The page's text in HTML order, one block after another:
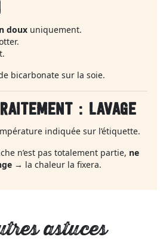
doux uniquement.
bicarbonate sur la soie.
: LAVAGE
indiquée sur l’étiquette.
n’est pas totalement partie, ne
→ la chaleur la fixera.
astuces